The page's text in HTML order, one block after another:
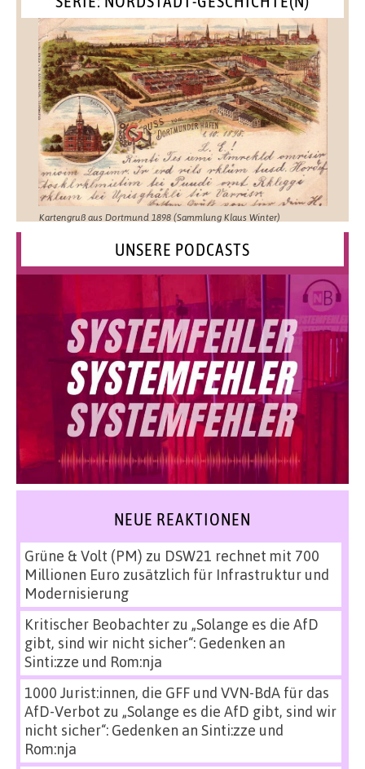
Kartengruß aus Dortmund 1898 (Sammlung Klaus Winter)
UNSERE PODCASTS
NEUE REAKTIONEN
Grüne & Volt (PM) zu DSW21 rechnet mit 700
Millionen Euro zusätzlich für Infrastruktur und
Modernisierung
Kritischer Beobachterzu „Solange es die AfD
gibt, sind wir nicht sicher“: Gedenken an
Sinti:zze und Rom:nja
1000 Jurist:innen, die GFF und VVN-BdA für das
AfD-Verbot zu „Solange es die AfD gibt, sind wir
nicht sicher“: Gedenken an Sinti:zze und
Rom:nja